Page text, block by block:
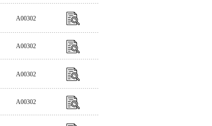
A00302
A00302
A00302
A00302